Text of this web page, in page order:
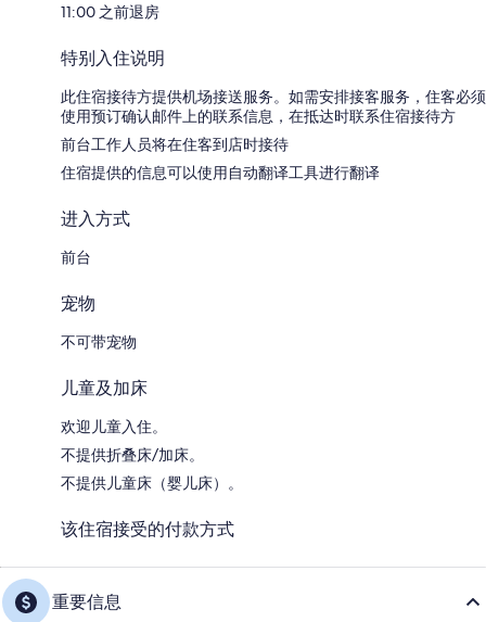
11:00 之前退房
特别入住说明
此住宿接待方提供机场接送服务。如需安排接客服务，住客必须
使用预订确认邮件上的联系信息，在抵达时联系住宿接待方
前台工作人员将在住客到店时接待
住宿提供的信息可以使用自动翻译工具进行翻译
进入方式
前台
宠物
不可带宠物
儿童及加床
欢迎儿童入住。
不提供折叠床/加床。
不提供儿童床（婴儿床）。
该住宿接受的付款方式
重要信息